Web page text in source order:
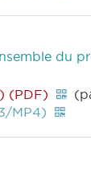
du
(PDF)
MP4)